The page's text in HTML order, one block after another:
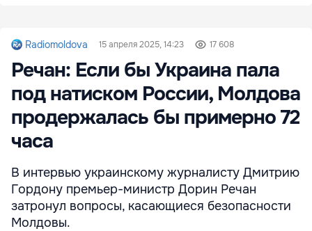
Radiomoldova 15 апреля 2025, 14:23 17 608
Речан: Если бы Украина пала
под натиском России, Молдова
продержалась бы примерно 72
часа
В интервью украинскому журналисту Дмитрию
Гордону премьер-министр Дорин Речан
затронул вопросы, касающиеся безопасности
Молдовы.